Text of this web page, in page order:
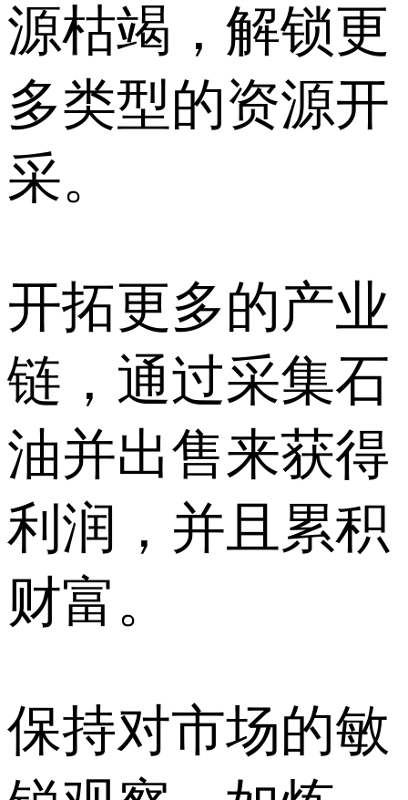
源枯竭，解锁更
多类型的资源开
采。
开拓更多的产业
链，通过采集石
油并出售来获得
利润，并且累积
财富。
保持对市场的敏